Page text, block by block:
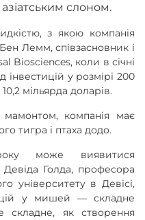
азіатським слоном.
з якою компанія
Лемм, співзасновник і
Biosciences, коли в січні
інвестицій у розмірі 200
мільярда доларів.
компанія має
тигра і птаха додо.
може виявитися
Голда, професора
університету в Девісі,
у мишей — складне
складне, як створення